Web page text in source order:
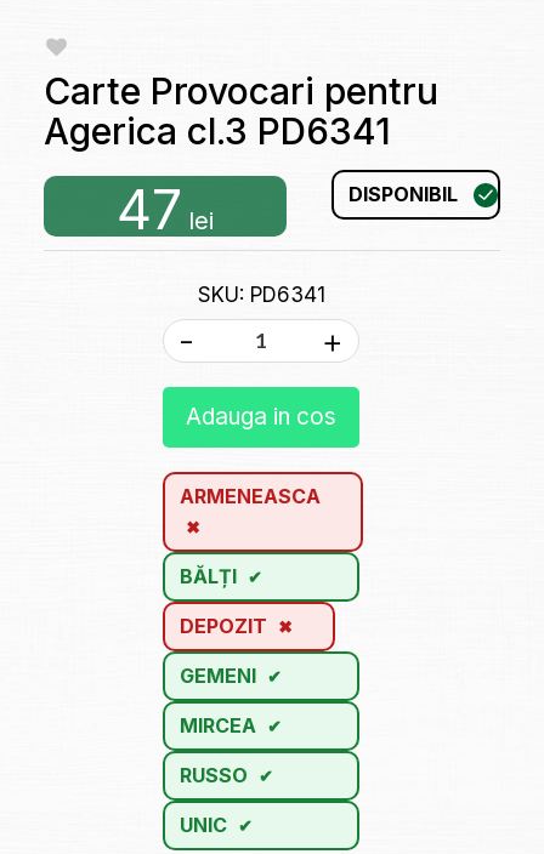
Carte Provocari pentru
Agerica cl.3 PD6341
47 lei
DISPONIBIL
SKU: PD6341
- +
Adauga in cos
ARMENEASCA
BĂLȚI
DEPOZIT
GEMENI
MIRCEA
RUSSO
UNIC